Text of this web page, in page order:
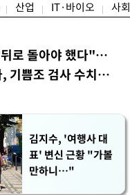
산업 IT·바이오 사회
로 돌아야 했다"…
기쁨조 검사 수치심
김지수, '여행사 대
표' 변신 근황 "가볼
만하니…"